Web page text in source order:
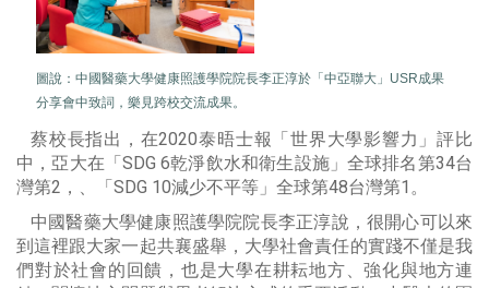
圖說： 中國醫藥大學健康照護學院院長李正淳於「中亞聯大」USR成果
分享會中致詞，樂見跨校交流成果。
蔡校長指出，在2020泰晤士報「世界大學影響力」評比
中，亞大在「SDG 6乾淨飲水和衛生設施」全球排名第34台
灣第2，、「SDG 10減少不平等」全球第48台灣第1。
中國醫藥大學健康照護學院院長李正淳說，很開心可以來
到這裡跟大家一起共襄盛舉，大學社會責任的實踐不僅是我
們對於社會的回饋，也是大學在耕耘地方、強化與地方連